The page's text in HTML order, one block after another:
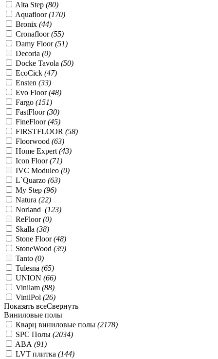
Alta Step (80)
Aquafloor(170)
Bronix (44)
Cronafloor(55)
Damy Floor(51)
Decoria (0)
Docke Tavola (50)
EcoCick (47)
Ensten (33)
Evo Floor(48)
Fargo (151)
FastFloor(30)
FineFloor(45)
FIRSTFLOOR (58)
Floorwood (63)
Home Expert (43)
Icon Floor(71)
IVC Moduleo (0)
L`Quarzo (63)
My Step (96)
Natura (22)
Norland (123)
ReFloor(0)
Skalla (38)
Stone Floor(48)
StoneWood (39)
Tanto (0)
Tulesna (65)
UNION (66)
Vinilam (88)
VinilPol (26)
Показать всеСвернуть
Виниловые полы
Кварц виниловые полы (2178)
SPC Полы (2034)
ABA (91)
LVT плитка (144)